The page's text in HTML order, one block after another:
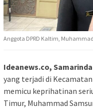
Anggota DPRD Kaltim,
Ideanews.co, Samarinda
yang terjadi di
memicu keprihatinan
Timur, Muhammad